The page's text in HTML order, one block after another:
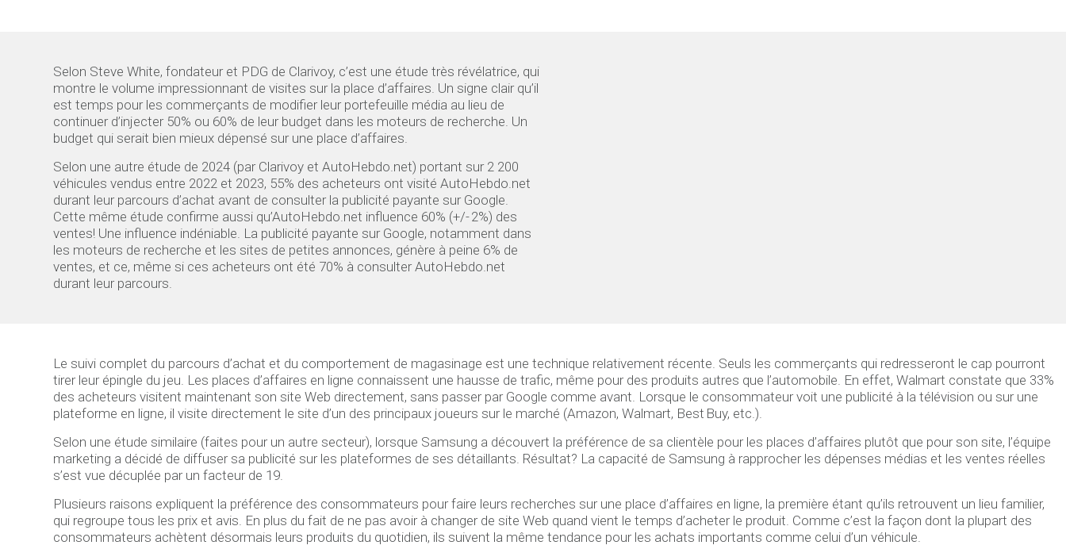
Selon Steve White, fondateur et PDG de Clarivoy, c’est une étude très révélatrice, qui
montre le volume impressionnant de visites sur la place d’affaires. Un signe clair qu’il
est temps pour les commerçants de modifier leur portefeuille média au lieu de
continuer d’injecter 50% ou 60% de leur budget dans les moteurs de recherche. Un
budget qui serait bien mieux dépensé sur une place d’affaires.
Selon une autre étude de 2024 (par Clarivoy et AutoHebdo.net) portant sur 2 200
véhicules vendus entre 2022 et 2023, 55% des acheteurs ont visité AutoHebdo.net
durant leur parcours d’achat avant de consulter la publicité payante sur Google.
Cette même étude confirme aussi qu’AutoHebdo.net influence 60% (+/- 2%) des
ventes! Une influence indéniable. La publicité payante sur Google, notamment dans
les moteurs de recherche et les sites de petites annonces, génère à peine 6% de
ventes, et ce, même si ces acheteurs ont été 70% à consulter AutoHebdo.net
durant leur parcours.
Le suivi complet du parcours d’achat et du comportement de magasinage est une technique relativement récente. Seuls les commerçants qui redresseront le cap pourront
tirer leur épingle du jeu. Les places d’affaires en ligne connaissent une hausse de trafic, même pour des produits autres que l’automobile. En effet, Walmart constate que 33%
des acheteurs visitent maintenant son site Web directement, sans passer par Google comme avant. Lorsque le consommateur voit une publicité à la télévision ou sur une
plateforme en ligne, il visite directement le site d’un des principaux joueurs sur le marché (Amazon, Walmart, Best Buy, etc.).
Selon une étude similaire (faites pour un autre secteur), lorsque Samsung a découvert la préférence de sa clientèle pour les places d’affaires plutôt que pour son site, l’équipe
marketing a décidé de diffuser sa publicité sur les plateformes de ses détaillants. Résultat? La capacité de Samsung à rapprocher les dépenses médias et les ventes réelles
s’est vue décuplée par un facteur de 19.
Plusieurs raisons expliquent la préférence des consommateurs pour faire leurs recherches sur une place d’affaires en ligne, la première étant qu’ils retrouvent un lieu familier,
qui regroupe tous les prix et avis. En plus du fait de ne pas avoir à changer de site Web quand vient le temps d’acheter le produit. Comme c’est la façon dont la plupart des
consommateurs achètent désormais leurs produits du quotidien, ils suivent la même tendance pour les achats importants comme celui d’un véhicule.